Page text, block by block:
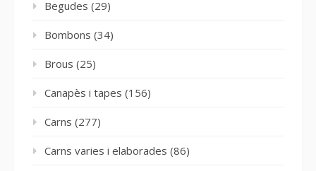
Begudes (29)
Bombons (34)
Brous (25)
Canapès i tapes (156)
Carns (277)
Carns varies i elaborades (86)